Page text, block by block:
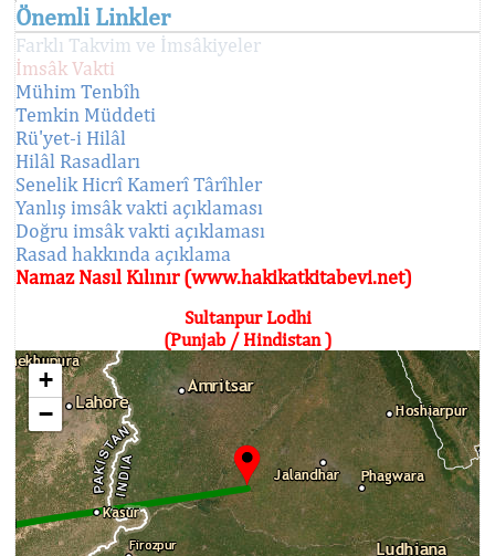
Önemli Linkler
Farklı Takvim ve İmsâkiyeler
İmsâk Vakti
Mühim Tenbîh
Temkin Müddeti
Rü'yet-i Hilâl
Hilâl Rasadları
Senelik Hicrî Kamerî Târîhler
Yanlış imsâk vakti açıklaması
Doğru imsâk vakti açıklaması
Rasad hakkında açıklama
Namaz Nasıl Kılınır (www.hakikatkitabevi.net)
Sultanpur Lodhi
(Punjab / Hindistan )
+
−